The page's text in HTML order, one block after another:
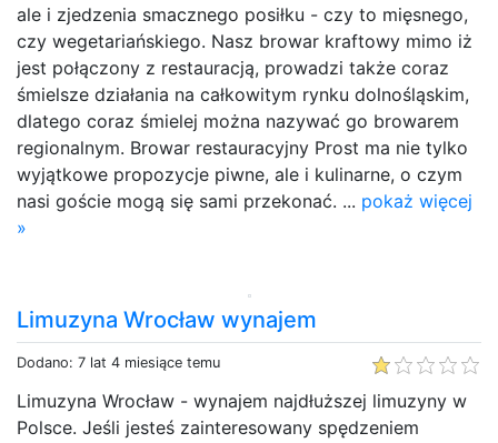
ale i zjedzenia smacznego posiłku - czy to mięsnego,
czy wegetariańskiego. Nasz browar kraftowy mimo iż
jest połączony z restauracją, prowadzi także coraz
śmielsze działania na całkowitym rynku dolnośląskim,
dlatego coraz śmielej można nazywać go browarem
regionalnym. Browar restauracyjny Prost ma nie tylko
wyjątkowe propozycje piwne, ale i kulinarne, o czym
nasi goście mogą się sami przekonać. ... pokaż więcej
»
Limuzyna Wrocław wynajem
Dodano: 7 lat 4 miesiące temu
Limuzyna Wrocław - wynajem najdłuższej limuzyny w
Polsce. Jeśli jesteś zainteresowany spędzeniem